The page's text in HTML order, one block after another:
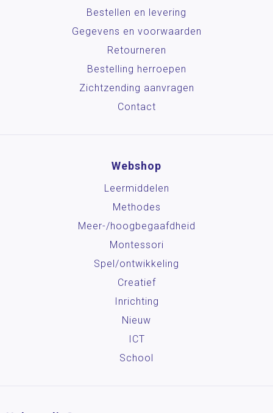
Bestellen en levering
Gegevens en voorwaarden
Retourneren
Bestelling herroepen
Zichtzending aanvragen
Contact
Webshop
Leermiddelen
Methodes
Meer-/hoog­begaafdheid
Montessori
Spel/ontwikkeling
Creatief
Inrichting
Nieuw
ICT
School